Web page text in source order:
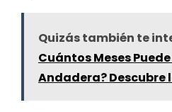
Quizás también te
Cuántos Meses
Andadera? Descubre